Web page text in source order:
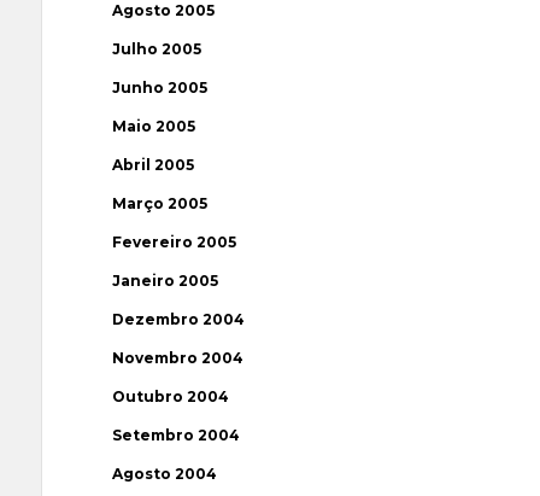
Agosto 2005
Julho 2005
Junho 2005
Maio 2005
Abril 2005
Março 2005
Fevereiro 2005
Janeiro 2005
Dezembro 2004
Novembro 2004
Outubro 2004
Setembro 2004
Agosto 2004